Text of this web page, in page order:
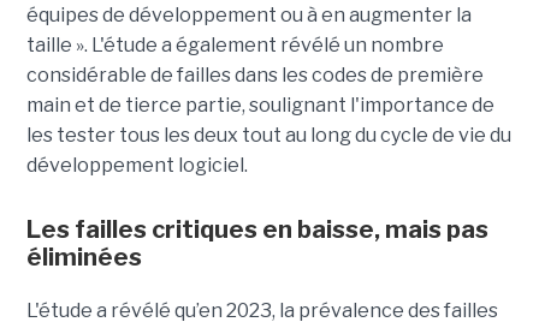
équipes de développement ou à en augmenter la
taille ». L'étude a également révélé un nombre
considérable de failles dans les codes de première
main et de tierce partie, soulignant l'importance de
les tester tous les deux tout au long du cycle de vie du
développement logiciel.
Les failles critiques en baisse, mais pas
éliminées
L'étude a révélé qu’en 2023, la prévalence des failles